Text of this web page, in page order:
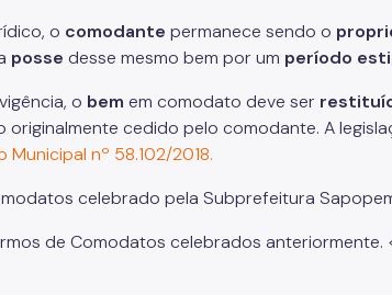
o comodante permanece sendo o
posse desse mesmo bem por um período
o bem em comodato deve ser
originalmente cedido pelo comodante. A
Municipal nº 58.102/2018.
celebrado pela Subprefeitura
de Comodatos celebrados anteriormente.